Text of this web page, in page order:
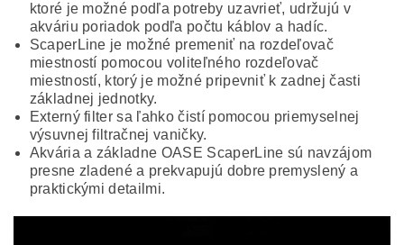
ktoré je možné podľa potreby uzavrieť, udržujú v
akváriu poriadok podľa počtu káblov a hadíc.
ScaperLine je možné premeniť na rozdeľovač
miestností pomocou voliteľného rozdeľovač
miestností, ktorý je možné pripevniť k zadnej časti
základnej jednotky.
Externý filter sa ľahko čistí pomocou priemyselnej
výsuvnej filtračnej vaničky.
Akvária a základne OASE ScaperLine sú navzájom
presne zladené a prekvapujú dobre premyslený a
praktickými detailmi.